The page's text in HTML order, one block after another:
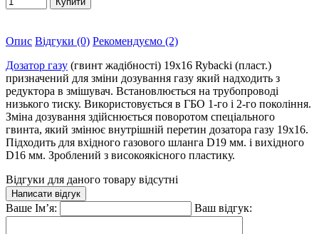
Опис Відгуки (0) Рекомендуємо (2)
Дозатор газу (гвинт жадібності) 19х16 Rybacki (пласт.)
призначений для зміни дозування газу який надходить з
редуктора в змішувач. Встановлюється на трубопроводі
низького тиску. Використовується в ГБО 1-го і 2-го покоління.
Зміна дозування здійснюється поворотом спеціального
гвинта, який змінює внутрішній перетин дозатора газу 19х16.
Підходить для вхідного газового шланга D19 мм. і вихідного
D16 мм. Зроблений з високоякісного пластику.
Відгуки для даного товару відсутні
Написати відгук
Ваше Ім’я: Ваш відгук: